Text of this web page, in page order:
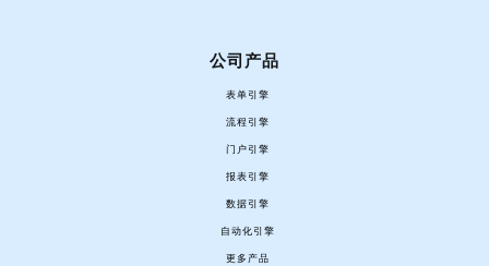
公司产品
表单引擎
流程引擎
门户引擎
报表引擎
数据引擎
自动化引擎
更多产品